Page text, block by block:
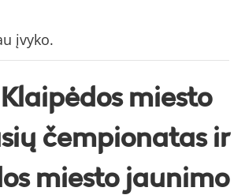
įvyko.
miesto
čempionatas ir
miesto jaunimo